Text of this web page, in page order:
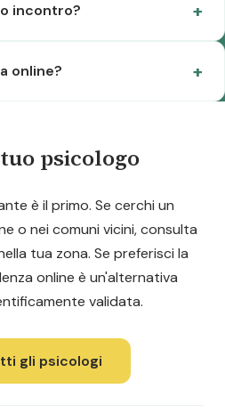
incontro?
online?
psicologo
è il primo. Se cerchi un
o nei comuni vicini, consulta
tua zona. Se preferisci la
online è un'alternativa
validata.
gli psicologi